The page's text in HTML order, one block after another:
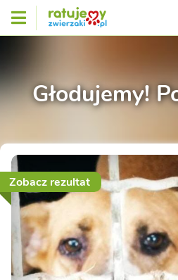
Głodujemy!
Zobacz rezultat